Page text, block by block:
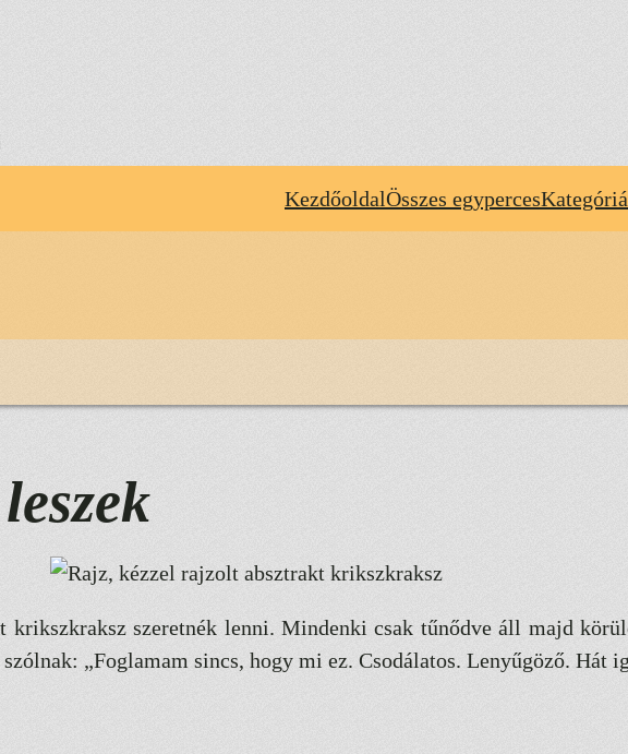
KezdőoldalÖsszes egyperces
krikszkraksz szeretnék lenni. Mindenki csak tűnődve áll majd
„Foglamam sincs, hogy mi ez. Csodálatos. Lenyűgöző. Hát